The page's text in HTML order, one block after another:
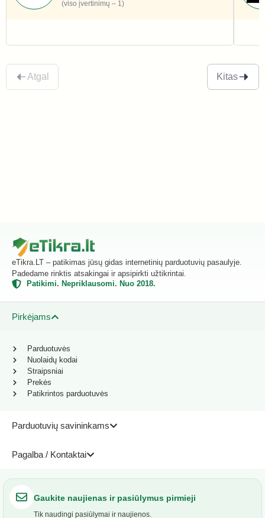
(viso įvertinimų – 1)
Atgal Kitas
eTikra.LT – patikimas jūsų gidas internetinių parduotuvių pasaulyje.
Padedame rinktis atsakingai ir apsipirkti užtikrintai.
Patikimi. Nepriklausomi. Nuo 2018.
Pirkėjams
Parduotuvių savininkams
Pagalba / Kontaktai
Parduotuvės
Nuolaidų kodai
Straipsniai
Prekės
Patikrintos parduotuvės
Gaukite naujienas ir pasiūlymus pirmieji
Tik naudingi pasiūlymai ir naujienos.